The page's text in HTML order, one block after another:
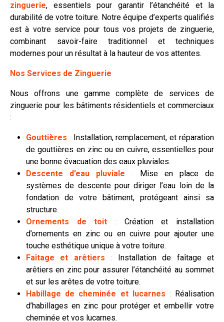
zinguerie, essentiels pour garantir l’étanchéité et la
durabilité de votre toiture. Notre équipe d’experts qualifiés
est à votre service pour tous vos projets de zinguerie,
combinant savoir-faire traditionnel et techniques
modernes pour un résultat à la hauteur de vos attentes.
Nos Services de Zinguerie
Nous offrons une gamme complète de services de
zinguerie pour les bâtiments résidentiels et commerciaux
:
Gouttières : Installation, remplacement, et réparation
de gouttières en zinc ou en cuivre, essentielles pour
une bonne évacuation des eaux pluviales.
Descente d’eau pluviale : Mise en place de
systèmes de descente pour diriger l’eau loin de la
fondation de votre bâtiment, protégeant ainsi sa
structure.
Ornements de toit : Création et installation
d’ornements en zinc ou en cuivre pour ajouter une
touche esthétique unique à votre toiture.
Faîtage et arêtiers : Installation de faîtage et
arêtiers en zinc pour assurer l’étanchéité au sommet
et sur les arêtes de votre toiture.
Habillage de cheminée et lucarnes : Réalisation
d’habillages en zinc pour protéger et embellir votre
cheminée et vos lucarnes.